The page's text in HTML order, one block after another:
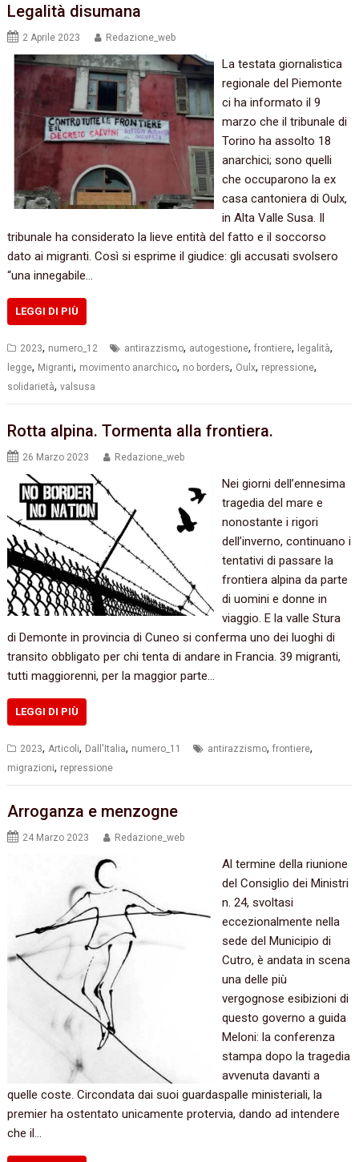
Legalità disumana
2 Aprile 2023 Redazione_web
La testata giornalistica
regionale del Piemonte
ci ha informato il 9
marzo che il tribunale di
Torino ha assolto 18
anarchici; sono quelli
che occuparono la ex
casa cantoniera di Oulx,
in Alta Valle Susa. Il
tribunale ha considerato la lieve entità del fatto e il soccorso
dato ai migranti. Così si esprime il giudice: gli accusati svolsero
“una innegabile…
LEGGI DI PIÙ
2023, numero_12 antirazzismo, autogestione,frontiere, legalità,
legge, Migranti, movimento anarchico, no borders, Oulx, repressione,
solidarietà,valsusa
Rotta alpina. Tormenta alla frontiera.
26 Marzo 2023 Redazione_web
Nei giorni dell’ennesima
tragedia del mare e
nonostante i rigori
dell’inverno, continuano i
tentativi di passare la
frontiera alpina da parte
di uomini e donne in
viaggio. E la valle Stura
di Demonte in provincia di Cuneo si conferma uno dei luoghi di
transito obbligato per chi tenta di andare in Francia. 39 migranti,
tutti maggiorenni, per la maggior parte…
LEGGI DI PIÙ
2023, Articoli, Dall'Italia, numero_11 antirazzismo,frontiere,
migrazioni, repressione
Arroganza e menzogne
24 Marzo 2023 Redazione_web
Al termine della riunione
del Consiglio dei Ministri
n. 24, svoltasi
eccezionalmente nella
sede del Municipio di
Cutro, è andata in scena
una delle più
vergognose esibizioni di
questo governo a guida
Meloni: la conferenza
stampa dopo la tragedia
avvenuta davanti a
quelle coste. Circondata dai suoi guardaspalle ministeriali, la
premier ha ostentato unicamente protervia, dando ad intendere
che il…